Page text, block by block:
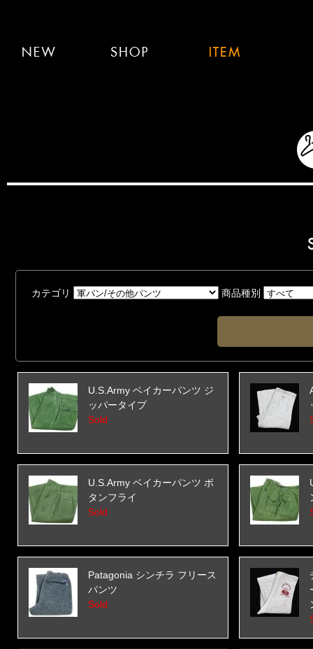
カテゴリ 商品種別
U.S.Army ベイカーパンツ ジ
ッパータイプ
Sold
U.S.Army ベイカーパンツ ボ
タンフライ
Sold
Patagonia シンチラ フリース
パンツ
Sold